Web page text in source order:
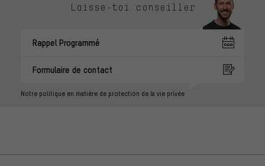
Laisse-toi conseiller
Rappel Programmé
Formulaire de contact
Notre politique en matière de protection de la vie privée